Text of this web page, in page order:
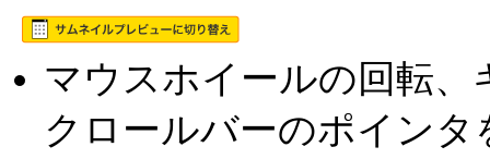
マウスホイールの回転
クロールバーのポイン